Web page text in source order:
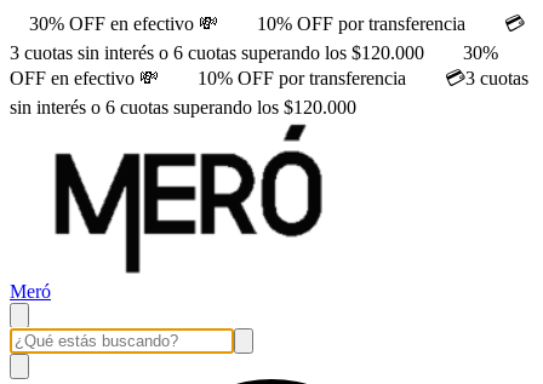
30% OFF en efectivo 💸 10% OFF por transferencia
💳
3 cuotas sin interés o 6 cuotas superando los $120.000
30%
OFF en efectivo 💸
10% OFF por transferencia
💳3 cuotas
sin interés o 6 cuotas superando los $120.000
Meró